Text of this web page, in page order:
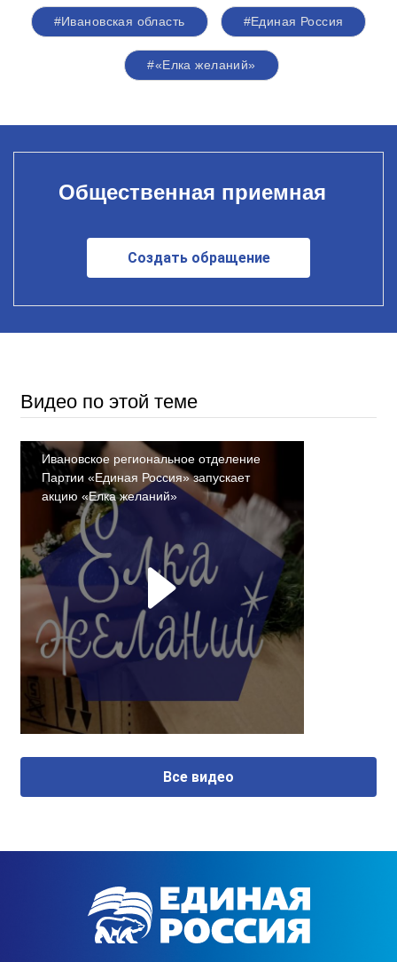
#Ивановская область #Единая Россия
#«Елка желаний»
Общественная приемная
Создать обращение
Видео по этой теме
Ивановское региональное отделение
Партии «Единая Россия» запускает
акцию «Елка желаний»
Все видео